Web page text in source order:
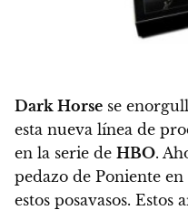
Dark Horse se
esta nueva línea de
en la serie de HBO.
pedazo de Poniente
estos posavasos. Estos